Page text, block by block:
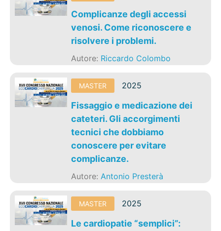
Complicanze degli accessi
venosi. Come riconoscere e
risolvere i problemi.
Autore: Riccardo Colombo
MASTER 2025
Fissaggio e medicazione dei
cateteri. Gli accorgimenti
tecnici che dobbiamo
conoscere per evitare
complicanze.
Autore:Antonio Presterà
MASTER 2025
Le cardiopatie “semplici”: